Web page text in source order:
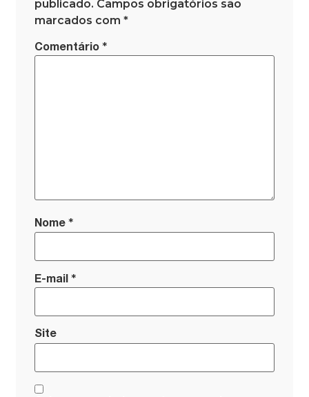
publicado. Campos obrigatórios são
marcados com*
Comentário*
Nome*
E-mail*
Site